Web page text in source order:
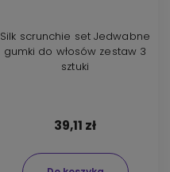
Silk scrunchie set Jedwabne
gumki do włosów zestaw 3
sztuki
39,11 zł